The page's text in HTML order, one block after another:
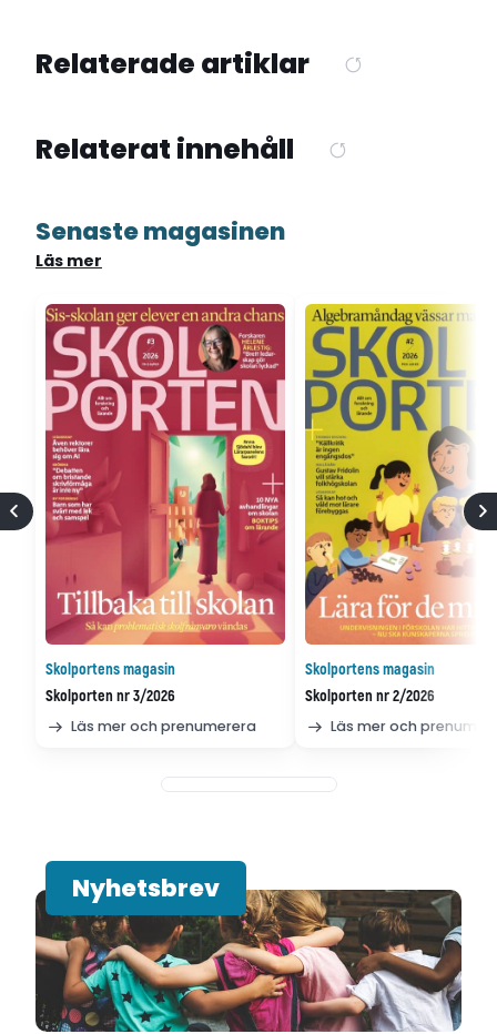
Relaterade artiklar
Relaterat innehåll
Senaste magasinen
Läs mer
Skolportens magasin
Skolporten nr 3/2026
Läs mer och prenumerera
Skolportens magasin
Skolporten nr 2/2026
Läs mer och
Nyhetsbrev